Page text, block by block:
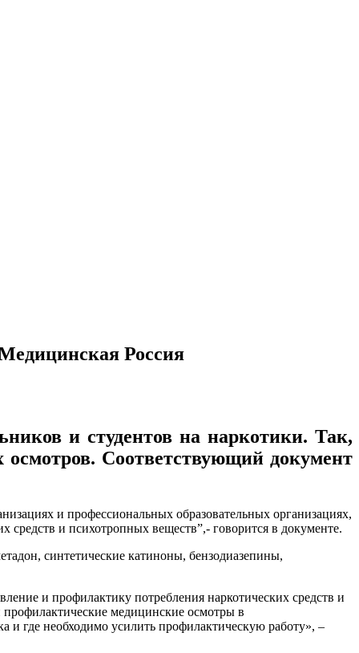
Россия
и студентов на наркотики. Так,
Соответствующий документ
и профессиональных образовательных организациях,
средств и психотропных веществ”,- говорится в документе.
синтетические катиноны, бензодиазепины,
и профилактику потребления наркотических средств и
медицинские осмотры в
и где необходимо усилить профилактическую работу», –